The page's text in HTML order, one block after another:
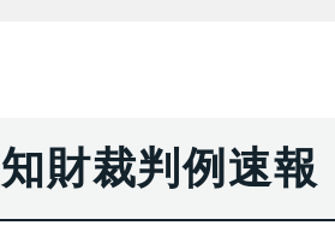
知財裁判例速報